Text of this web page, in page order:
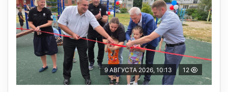
9 АВГУСТА 2026, 10:13 12